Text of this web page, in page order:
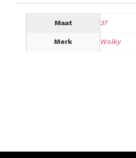
Maat 37
Merk Wolky